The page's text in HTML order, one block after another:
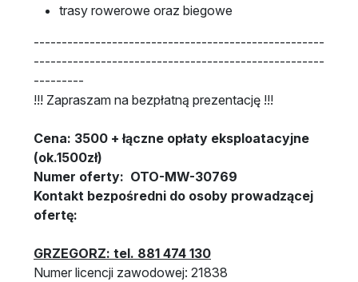
trasy rowerowe oraz biegowe
----------------------------------------------------
----------------------------------------------------
---------
!!! Zapraszam na bezpłatną prezentację !!!
Cena: 3500 + łączne opłaty eksploatacyjne
(ok.1500zł)
Numer oferty: OTO-MW-30769
Kontakt bezpośredni do osoby prowadzącej
ofertę:
GRZEGORZ: tel. 881 474 130
Numer licencji zawodowej: 21838